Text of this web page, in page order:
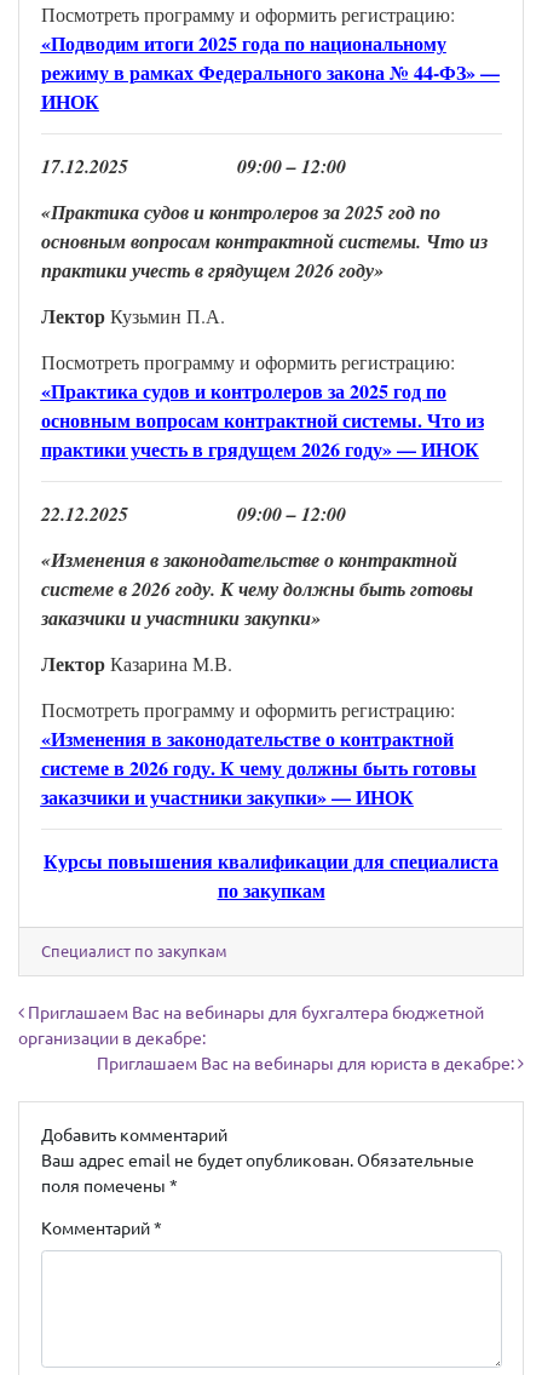
Посмотреть программу и оформить регистрацию:
«Подводим итоги 2025 года по национальному
режиму в рамках Федерального закона № 44-ФЗ» —
ИНОК
17.12.2025 09:00 –12:00
«Практика судов и контролеров за 2025 год по
основным вопросам контрактной системы. Что из
практики учесть в грядущем 2026 году»
ЛекторКузьмин П.А.
Посмотреть программу и оформить регистрацию:
«Практика судов и контролеров за 2025 год по
основным вопросам контрактной системы. Что из
практики учесть в грядущем 2026 году» — ИНОК
22.12.2025 09:00 –12:00
«Изменения в законодательстве о контрактной
системе в 2026 году. К чему должны быть готовы
заказчики и участники закупки»
ЛекторКазарина М.В.
Посмотреть программу и оформить регистрацию:
«Изменения в законодательстве о контрактной
системе в 2026 году. К чему должны быть готовы
заказчики и участники закупки» — ИНОК
Курсы повышения квалификации для специалиста
по закупкам
Специалист по закупкам
Навигация по записям
Приглашаем Вас на вебинары для бухгалтера бюджетной
организации в декабре:
Приглашаем Вас на вебинары для юриста в декабре:
Добавить комментарий
Ваш адрес email не будет опубликован. Обязательные
поля помечены *
Комментарий*